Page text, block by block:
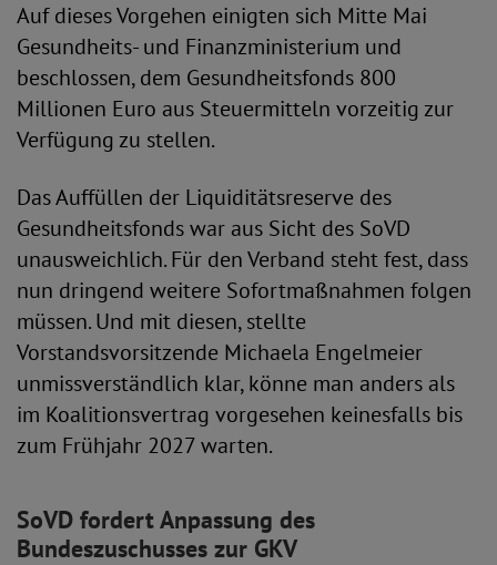
Auf dieses Vorgehen einigten sich Mitte Mai
Gesundheits- und Finanzministerium und
beschlossen, dem Gesundheitsfonds 800
Millionen Euro aus Steuermitteln vorzeitig zur
Verfügung zu stellen.
Das Auffüllen der Liquiditätsreserve des
Gesundheitsfonds war aus Sicht des SoVD
unausweichlich. Für den Verband steht fest, dass
nun dringend weitere Sofortmaßnahmen folgen
müssen. Und mit diesen, stellte
Vorstandsvorsitzende Michaela Engelmeier
unmissverständlich klar, könne man anders als
im Koalitionsvertrag vorgesehen keinesfalls bis
zum Frühjahr 2027 warten.
SoVD fordert Anpassung des
Bundeszuschusses zur GKV